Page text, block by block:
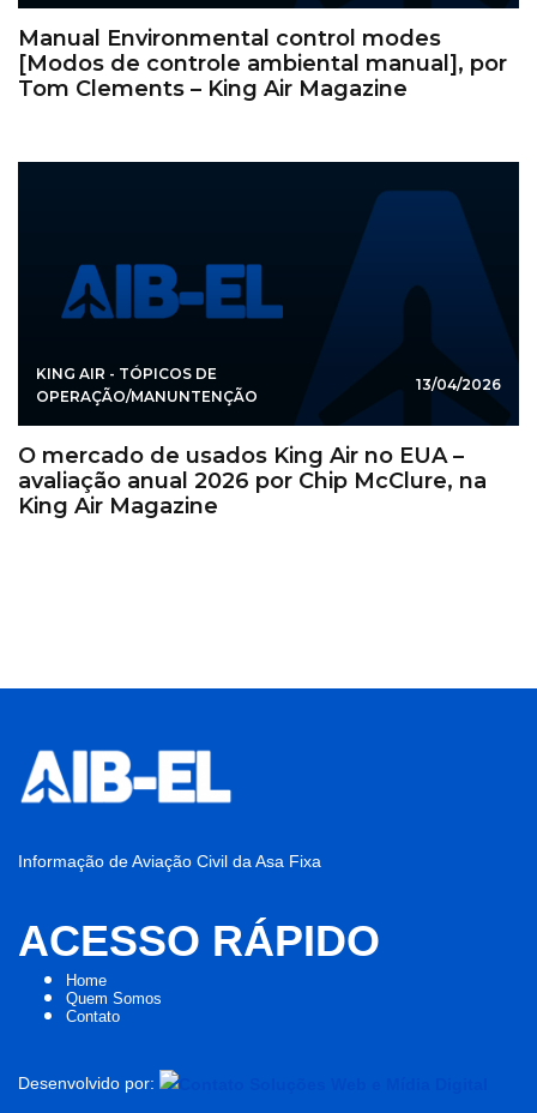
Manual Environmental control modes
[Modos de controle ambiental manual], por
Tom Clements – King Air Magazine
KING AIR - TÓPICOS DE
OPERAÇÃO/MANUNTENÇÃO
13/04/2026
O mercado de usados King Air no EUA –
avaliação anual 2026 por Chip McClure, na
King Air Magazine
Informação de Aviação Civil da Asa Fixa
ACESSO RÁPIDO
Home
Quem Somos
Contato
Desenvolvido por: